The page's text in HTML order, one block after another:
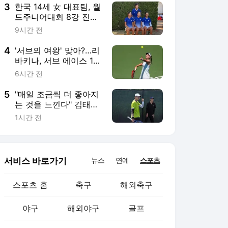
3 한국 14세 女 대표팀, 월
드주니어대회 8강 진출
좌절, 미국에 0-3 패
9시간 전
4 '서브의 여왕' 맞아?…리
바키나, 서브 에이스 15
개에 더블폴트도 16개
6시간 전
5 "매일 조금씩 더 좋아지
는 것을 느낀다" 김태우,
서울오픈 넥젠 결승 진
1시간 전
서비스 바로가기 뉴스 연예 스포츠
스포츠 홈 축구 해외축구
야구 해외야구 골프